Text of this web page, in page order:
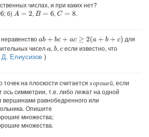
числах, и при каких нет?
; б) A= 2 , B= 6 ,C=8 .
ab +b c+ac≥ 2(a +b +c)
для
чиселa, b, cесли известно, что
Д. Елиусизов )
точек на плоскости считается хорошей
хорошей, если
симметрии, т.е. либо лежат на одной
вершинами равнобедренного или
Опишите
множества;
множества.